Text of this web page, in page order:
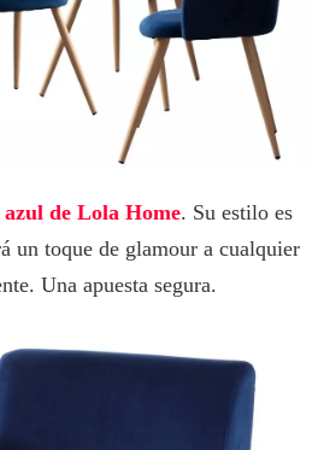
de Lola Home. Su estilo es
un toque de glamour a cualquier
Una apuesta segura.